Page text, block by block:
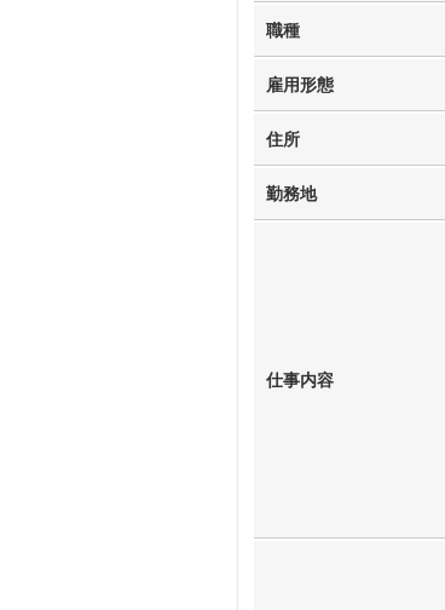
職種
雇用形態
住所
勤務地
仕事内容